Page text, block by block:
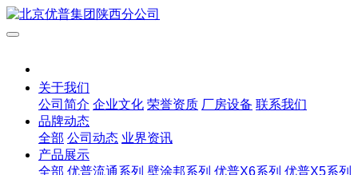
关于我们
公司简介 企业文化 荣誉资质 厂房设备 联系我们
品牌动态
全部 公司动态 业界资讯
产品展示
全部 优普流通系列 壁涂邦系列 优普X6系列 优普X5系列